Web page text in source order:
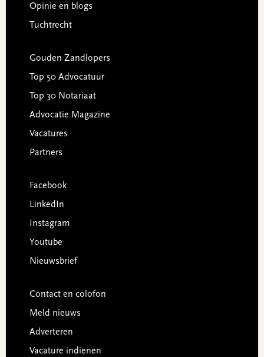
Opinie en blogs
Tuchtrecht
Gouden Zandlopers
Top 50 Advocatuur
Top 30 Notariaat
Advocatie Magazine
Vacatures
Partners
Facebook
LinkedIn
Instagram
Youtube
Nieuwsbrief
Contact en colofon
Meld nieuws
Adverteren
Vacature indienen